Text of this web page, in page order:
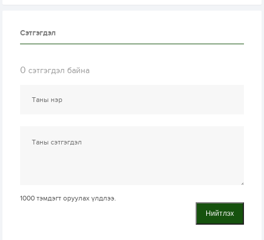
Сэтгэгдэл
0 сэтгэгдэл байна
1000 тэмдэгт оруулах үлдлээ.
Нийтлэх